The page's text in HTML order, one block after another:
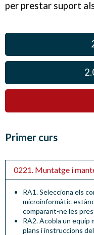
per prestar suport
Primer curs
0221. Muntatge i
RA1. Selecciona els
microinformàtic
comparant-ne les
RA2. Acobla un
plans i instruccions